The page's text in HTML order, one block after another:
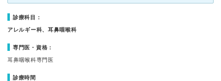
診療科目：
アレルギー科、耳鼻咽喉科
専門医・資格：
耳鼻咽喉科専門医
診療時間